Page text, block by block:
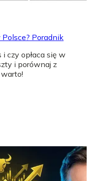
Poradnik
i czy opłaca się w
i porównaj z